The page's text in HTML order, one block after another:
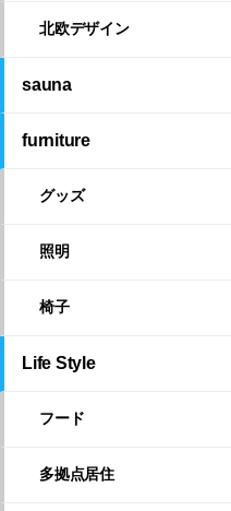
北欧デザイン
sauna
furniture
グッズ
照明
椅子
Life Style
フード
多拠点居住